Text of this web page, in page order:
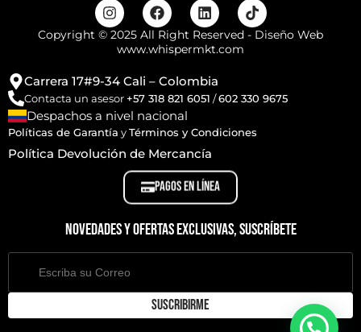
Copyright © 2025 All Right Reserved - Diseño Web
www.whispermkt.com
Carrera 17#9-34 Cali – Colombia
Contacta un asesor+57 318 821 6051 /602 330 9675
Despachos a nivel nacional
Políticas de Garantía yTérminos y Condiciones
Política Devolución de Mercancía
PAGOS EN LÍNEA
Novedades y ofertas exclusivas, suscríbete